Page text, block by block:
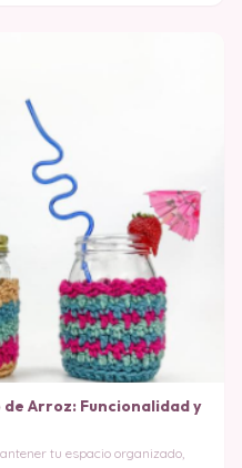
Arroz: Funcionalidad y
tu espacio organizado,